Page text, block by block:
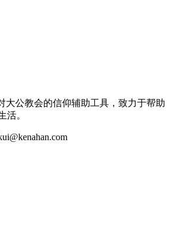
大公教会的信仰辅助工具，致力于帮助
活。